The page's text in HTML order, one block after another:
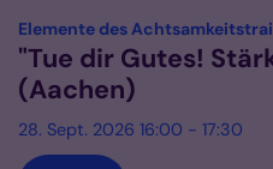
Elemente des
"Tue dir Gutes!
(Aachen)
28. Sept. 2026 16:00 - 17:30